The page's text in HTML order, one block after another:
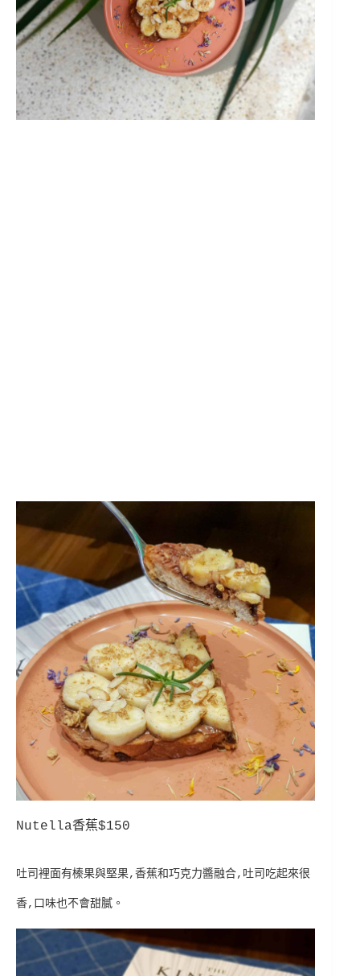
Nutella香蕉$150
吐司裡面有榛果與堅果,香蕉和巧克力醬融合,吐司吃起來很
香,口味也不會甜膩。